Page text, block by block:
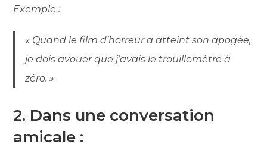
Exemple :
« Quand le film d’horreur a atteint son apogée,
je dois avouer que j’avais le trouillomètre à
zéro. »
2. Dans une conversation
amicale :